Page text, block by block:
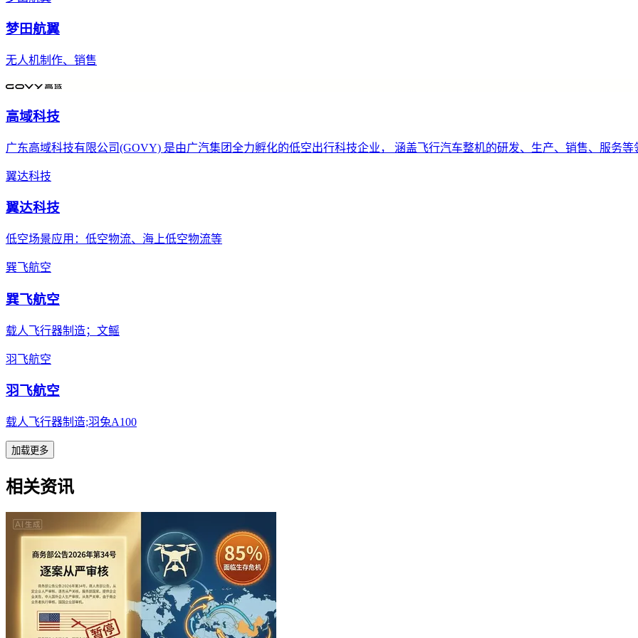
梦田航翼
无人机制作、销售
高域科技
广东高域科技有限公司(GOVY) 是由广汽集团全力孵化的低空出行科技企业， 涵盖飞行汽车整机的研发、生产、销售、服务等
翼达科技
翼达科技
低空场景应用：低空物流、海上低空物流等
巽飞航空
巽飞航空
载人飞行器制造；文鳐
羽飞航空
羽飞航空
载人飞行器制造;羽兔A100
加载更多
相关资讯